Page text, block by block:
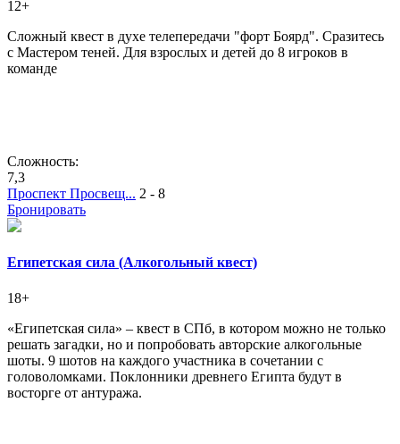
12+
Сложный квест в духе телепередачи "форт Боярд". Сразитесь
с Мастером теней. Для взрослых и детей до 8 игроков в
команде
Сложность:
7,3
Проспект Просвещ... 2 - 8
Бронировать
Египетская сила (Алкогольный квест)
18+
«Египетская сила» – квест в СПб, в котором можно не только
решать загадки, но и попробовать авторские алкогольные
шоты. 9 шотов на каждого участника в сочетании с
головоломками. Поклонники древнего Египта будут в
восторге от антуража.